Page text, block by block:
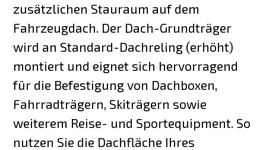
zusätzlichen Stauraum auf dem
Fahrzeugdach. Der Dach-Grundträger
wird an Standard-Dachreling (erhöht)
montiert und eignet sich hervorragend
für die Befestigung von Dachboxen,
Fahrradträgern, Skiträgern sowie
weiterem Reise- und Sportequipment. So
nutzen Sie die Dachfläche Ihres